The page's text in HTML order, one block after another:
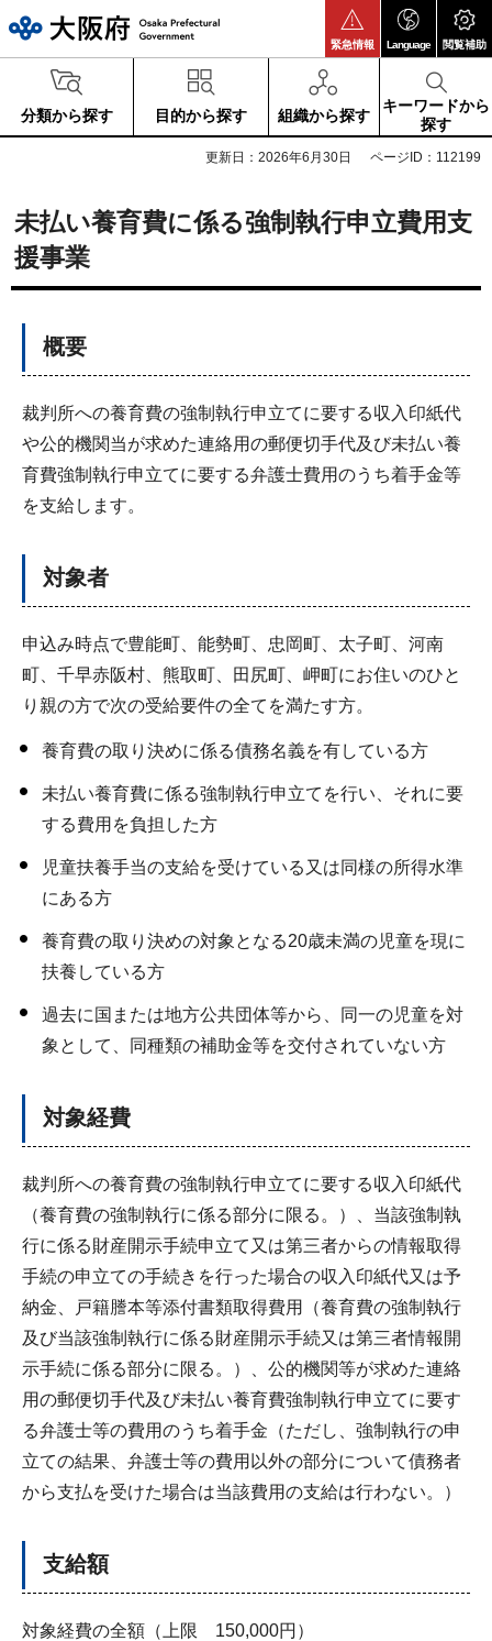
緊急情報 Language 閲覧補助
分類から探す 目的から探す 組織から探す
キーワードから
探す
更新日：2026年6月30日 ページID：112199
未払い養育費に係る強制執行申立費用支
援事業
概要
裁判所への養育費の強制執行申立てに要する収入印紙代
や公的機関当が求めた連絡用の郵便切手代及び未払い養
育費強制執行申立てに要する弁護士費用のうち着手金等
を支給します。
対象者
申込み時点で豊能町、能勢町、忠岡町、太子町、河南
町、千早赤阪村、熊取町、田尻町、岬町にお住いのひと
り親の方で次の受給要件の全てを満たす方。
養育費の取り決めに係る債務名義を有している方
未払い養育費に係る強制執行申立てを行い、それに要
する費用を負担した方
児童扶養手当の支給を受けている又は同様の所得水準
にある方
養育費の取り決めの対象となる20歳未満の児童を現に
扶養している方
過去に国または地方公共団体等から、同一の児童を対
象として、同種類の補助金等を交付されていない方
対象経費
裁判所への養育費の強制執行申立てに要する収入印紙代
（養育費の強制執行に係る部分に限る。）、当該強制執
行に係る財産開示手続申立て又は第三者からの情報取得
手続の申立ての手続きを行った場合の収入印紙代又は予
納金、戸籍謄本等添付書類取得費用（養育費の強制執行
及び当該強制執行に係る財産開示手続又は第三者情報開
示手続に係る部分に限る。）、公的機関等が求めた連絡
用の郵便切手代及び未払い養育費強制執行申立てに要す
る弁護士等の費用のうち着手金（ただし、強制執行の申
立ての結果、弁護士等の費用以外の部分について債務者
から支払を受けた場合は当該費用の支給は行わない。）
支給額
対象経費の全額（上限 150,000円）